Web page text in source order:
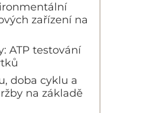
zařízení na
ATP testování
doba cyklu a
na základě